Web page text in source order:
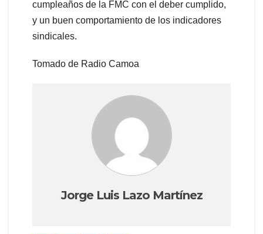
cumpleaños de la FMC con el deber cumplido,
y un buen comportamiento de los indicadores
sindicales.
Tomado de Radio Camoa
Jorge Luis Lazo Martínez